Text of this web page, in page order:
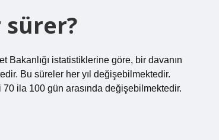
Bakanlığı istatistiklerine göre, bir davanın
Bu süreler her yıl değişebilmektedir.
ila 100 gün arasında değişebilmektedir.